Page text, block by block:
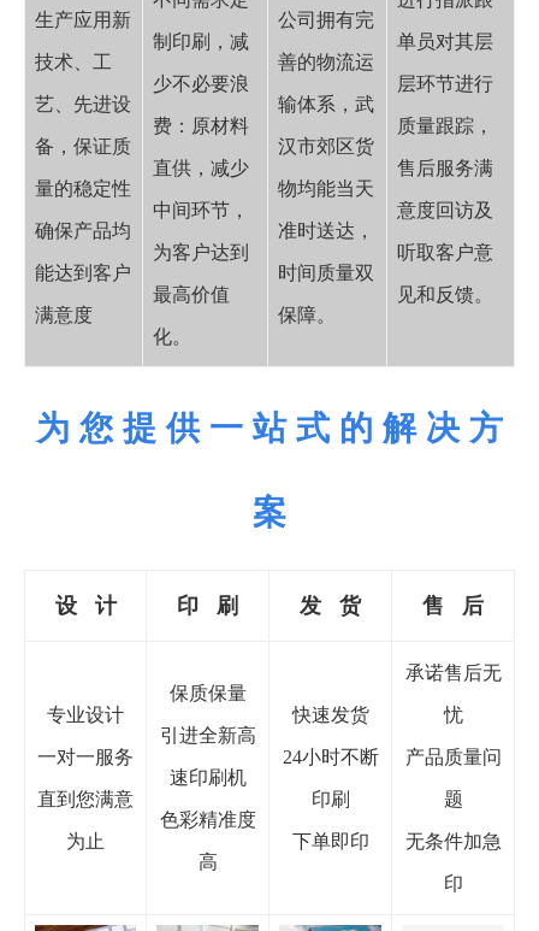
生产应用新
技术、工
艺、先进设
备，保证质
量的稳定性
确保产品均
能达到客户
满意度
制印刷，减
少不必要浪
费：原材料
直供，减少
中间环节，
为客户达到
最高价值
化。
公司拥有完
善的物流运
输体系，武
汉市郊区货
物均能当天
准时送达，
时间质量双
保障。
单员对其层
层环节进行
质量跟踪，
售后服务满
意度回访及
听取客户意
见和反馈。
为 您 提 供 一 站 式 的 解 决 方
案
设 计 印 刷 发 货 售 后
专业设计
一对一服务
直到您满意
为止
保质保量
引进全新高
速印刷机
色彩精准度
高
快速发货
24小时不断
印刷
下单即印
承诺售后无
忧
产品质量问
题
无条件加急
印